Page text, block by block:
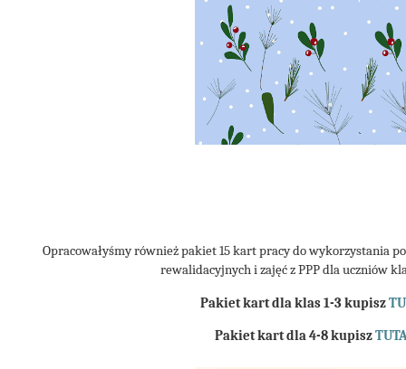
Opracowałyśmy również pakiet 15 kart pracy do wykorzystania
rewalidacyjnych i zajęć z PPP dla uczniów
Pakiet kart dla klas 1-3 kupisz
Pakiet kart dla 4-8 kupisz